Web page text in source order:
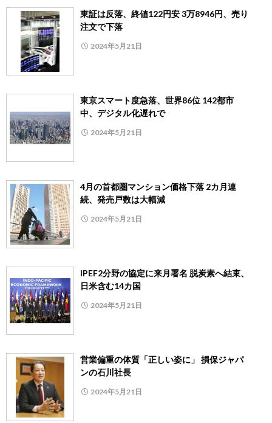
東証は反落、終値122円安 3万8946円、売り
注文で下落
2024年5月21日
東京スマート度急落、世界86位 142都市
中、デジタル化遅れで
2024年5月21日
4月の首都圏マンション価格下落 2カ月連
続、発売戸数は大幅減
2024年5月21日
IPEF2分野の協定に来月署名 脱炭素へ結束、
日米含む14カ国
2024年5月21日
営業偏重の体質「正しい姿に」 損保ジャパ
ンの石川社長
2024年5月21日